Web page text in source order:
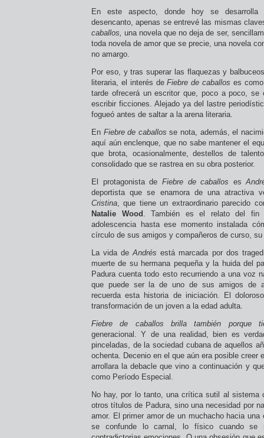
En este aspecto, donde hoy se desarrolla
desencanto, apenas se entrevé las mismas
caballos, una novela que no deja de ser,
toda novela de amor que se precie, una novela
no amargo.
Por eso, y tras superar las flaquezas y
literaria, el interés deFiebre de caballoses
tarde ofrecerá un escritor que, poco a poco, se
escribir ficciones. Alejado ya del lastre
fogueó antes de saltar a la arena literaria.
En Fiebre de caballosse nota, además, el
aquí aún enclenque, que no sabe mantener el
que brota, ocasionalmente, destellos de
consolidado que se rastrea en su obra posterior.
El protagonista de Fiebre de caballos es
deportista que se enamora de una atractiva
Cristina, que tiene un extraordinario parecido
Natalie Wood . También es el relato del fin
adolescencia hasta ese momento instalada
círculo de sus amigos y compañeros de curso,
La vida deAndrésestá marcada por dos
muerte de su hermana pequeña y la huida del
Padura cuenta todo esto recurriendo a una voz
que puede ser la de uno de sus amigos de
recuerda esta historia de iniciación. El
transformación de un joven a la edad adulta.
Fiebre de caballos brilla también porque
generacional. Y de una realidad, bien es
pinceladas, de la sociedad cubana de aquellos
ochenta. Decenio en el que aún era posible creer
arrollara la debacle que vino a continuación y
como Período Especial.
No hay, por lo tanto, una crítica sutil al sistema
otros títulos de Padura, sino una necesidad por
amor. El primer amor de un muchacho hacia una
se confunde lo carnal, lo físico cuando se